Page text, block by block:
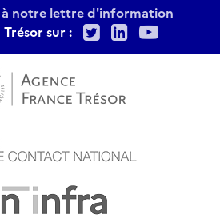
à notre lettre d'information
sur :
TwitterLinkedIn